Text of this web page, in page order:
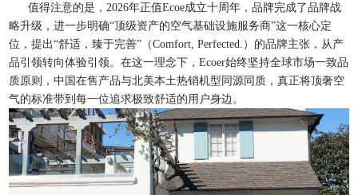
值得注意的是，2026年正值Ecoe成立十周年，品牌完成了品牌战
略升级，进一步明确“顶级资产的空气基础设施服务商”这一核心定
位，提出“舒适，臻于完善”（Comfort, Perfected.）的品牌主张，从产
品引领转向体验引领。在这一理念下，Ecoer始终坚持全球市场一致品
质原则，中国在售产品与北美本土热销机型同源同质，真正将顶奢空
气的标准带到每一位追求极致舒适的用户身边。